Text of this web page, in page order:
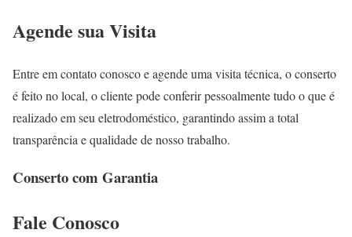
Agende sua Visita
Entre em contato conosco e agende uma visita técnica, o conserto
é feito no local, o cliente pode conferir pessoalmente tudo o que é
realizado em seu eletrodoméstico, garantindo assim a total
transparência e qualidade de nosso trabalho.
Conserto com Garantia
Fale Conosco